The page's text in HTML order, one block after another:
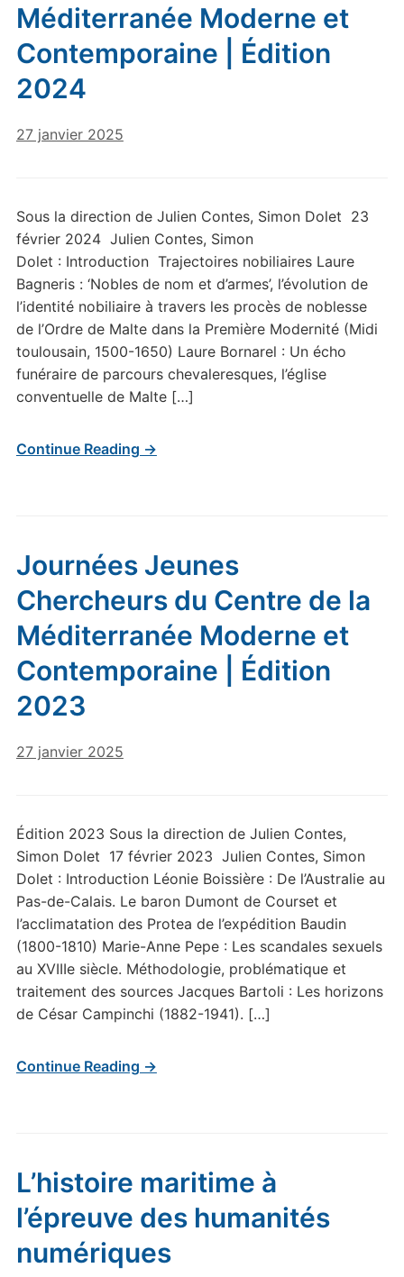
Méditerranée Moderne et
Contemporaine | Édition
2024
27 janvier 2025
Sous la direction de Julien Contes, Simon Dolet 23
février 2024 Julien Contes, Simon
Dolet : Introduction Trajectoires nobiliaires Laure
Bagneris : ‘Nobles de nom et d’armes’, l’évolution de
l’identité nobiliaire à travers les procès de noblesse
de l’Ordre de Malte dans la Première Modernité (Midi
toulousain, 1500-1650) Laure Bornarel : Un écho
funéraire de parcours chevaleresques, l’église
conventuelle de Malte […]
Continue Reading →
Journées Jeunes
Chercheurs du Centre de la
Méditerranée Moderne et
Contemporaine | Édition
2023
27 janvier 2025
Édition 2023 Sous la direction de Julien Contes,
Simon Dolet 17 février 2023 Julien Contes, Simon
Dolet : Introduction Léonie Boissière : De l’Australie au
Pas-de-Calais. Le baron Dumont de Courset et
l’acclimatation des Protea de l’expédition Baudin
(1800-1810) Marie-Anne Pepe : Les scandales sexuels
au XVIIIe siècle. Méthodologie, problématique et
traitement des sources Jacques Bartoli : Les horizons
de César Campinchi (1882-1941). […]
Continue Reading →
L’histoire maritime à
l’épreuve des humanités
numériques